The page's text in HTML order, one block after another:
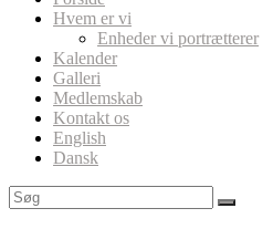
Hvem er vi
Enheder vi portrætterer
Kalender
Galleri
Medlemskab
Kontakt os
English
Dansk